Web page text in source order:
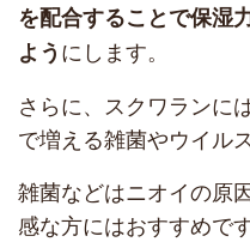
を配合することで保湿
ようにします。
さらに、スクワランに
で増える雑菌やウイル
雑菌などはニオイの原
感な方にはおすすめです